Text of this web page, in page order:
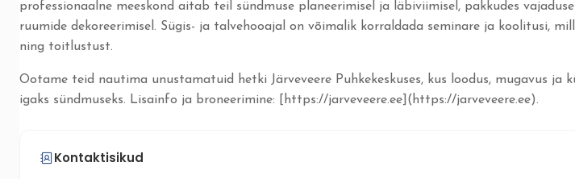
professionaalne meeskond aitab teil sündmuse planeerimisel ja läbiviimisel, pakkudes
ruumide dekoreerimisel. Sügis- ja talvehooajal on võimalik korraldada seminare ja koolitusi,
ning toitlustust.
Ootame teid nautima unustamatuid hetki Järveveere Puhkekeskuses, kus loodus, mugavus ja
igaks sündmuseks. Lisainfo ja broneerimine: [https://jarveveere.ee](https://jarveveere.ee).
Kontaktisikud